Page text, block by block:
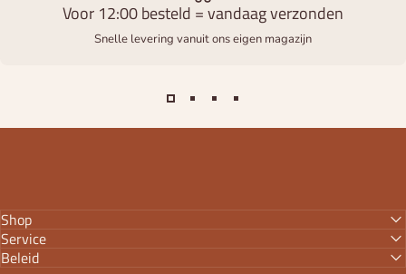
Voor 12:00 besteld = vandaag verzonden
Snelle levering vanuit ons eigen magazijn
Shop
Service
Beleid